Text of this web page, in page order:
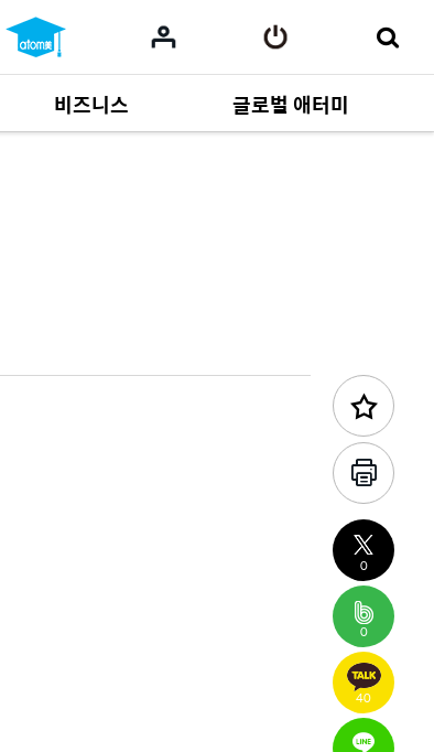
비즈니스
사업 자료164
글로벌 애터미
이전 콘텐츠